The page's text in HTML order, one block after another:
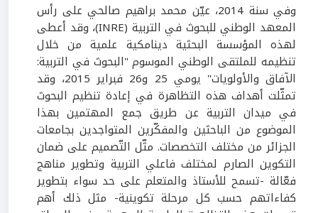
وفي سنة 2014، عيّن محمد براهيم صالحي على رأس
المعهد الوطني للبحوث في التربية (INRE)، وقد أعطى
لهذه المؤسسة البحثية دينامكية علمية من خلال
تنظيمه للملتقى الوطني الموسوم "البحوث في التربية:
الآفاق والأولويات" يومي 25 و26 فبراير 2015، وقد
تمثّلت أهداف هذه التظاهرة في إعادة تنظيم البحوث
في ميدان التربية عن طريق جمع المهتمين بهذا
الموضوع من الباحثين والمفكّرين المتواجدين بجامعات
الجزائر من مختلف التخصصات. مثّل التّصميم على ضمان
التكوين الصارم لمختلف فاعلي التربية وتطوير مناهج
فعّالة -تسمح للأستاذ والمتعلم على حد سواء بتطوير
كفاءاتهم حسب كل مرحلة تكوينية- مثل ذلك أهم